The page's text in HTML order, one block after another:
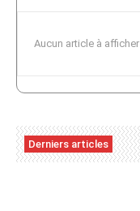
Aucun article à afficher
Derniers articles